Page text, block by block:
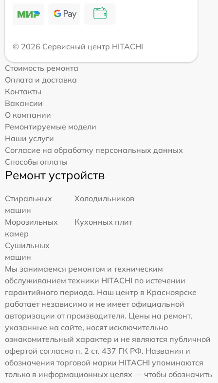
© 2026 Сервисный центр HITACHI
Стоимость ремонта
Оплата и доставка
Контакты
Вакансии
О компании
Ремонтируемые модели
Наши услуги
Согласие на обработку персональных данных
Способы оплаты
Ремонт устройств
Стиральных
машин
Холодильников
Морозильных
камер
Кухонных плит
Сушильных
машин
Мы занимаемся ремонтом и техническим
обслуживанием техники HITACHI по истечении
гарантийного периода. Наш центр в Красноярске
работает независимо и не имеет официальной
авторизации от производителя. Цены на ремонт,
указанные на сайте, носят исключительно
ознакомительный характер и не являются публичной
офертой согласно п. 2 ст. 437 ГК РФ. Названия и
обозначения торговой марки HITACHI упоминаются
только в информационных целях — чтобы обозначить